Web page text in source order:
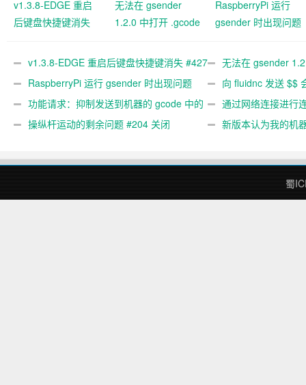
v1.3.8-EDGE 重启
后键盘快捷键消失
无法在 gsender
1.2.0 中打开 .gcode
RaspberryPi 运行
gsender 时出现问题
v1.3.8-EDGE 重启后键盘快捷键消失 #427
关闭
无法在 gsender
#367
RaspberryPi 运行 gsender 时出现问题
#89
向 fluidnc 发送 $$
#473
功能请求：抑制发送到机器的 gcode 中的
gcode 注释。 #444 关闭
通过网络连接进行
操纵杆运动的剩余问题 #204 关闭
新版本认为我的机
蜀